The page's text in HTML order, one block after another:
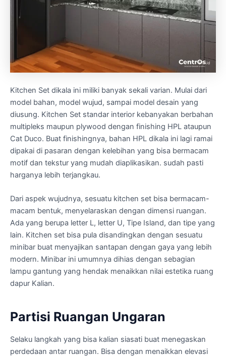
Kitchen Set dikala ini miliki banyak sekali varian. Mulai dari
model bahan, model wujud, sampai model desain yang
diusung. Kitchen Set standar interior kebanyakan berbahan
multipleks maupun plywood dengan finishing HPL ataupun
Cat Duco. Buat finishingnya, bahan HPL dikala ini lagi ramai
dipakai di pasaran dengan kelebihan yang bisa bermacam
motif dan tekstur yang mudah diaplikasikan. sudah pasti
harganya lebih terjangkau.
Dari aspek wujudnya, sesuatu kitchen set bisa bermacam-
macam bentuk, menyelaraskan dengan dimensi ruangan.
Ada yang berupa letter L, letter U, Tipe Island, dan tipe yang
lain. Kitchen set bisa pula disandingkan dengan sesuatu
minibar buat menyajikan santapan dengan gaya yang lebih
modern. Minibar ini umumnya dihias dengan sebagian
lampu gantung yang hendak menaikkan nilai estetika ruang
dapur Kalian.
Partisi Ruangan Ungaran
Selaku langkah yang bisa kalian siasati buat menegaskan
perdedaan antar ruangan. Bisa dengan menaikkan elevasi